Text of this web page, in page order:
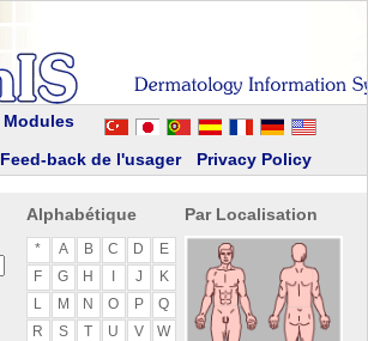
Modules
Feed-back de l'usager Privacy Policy
Alphabétique
* A B C D
E
F
G H J
K
L
M N O P
Q
R
S T U V
W
Par Localisation